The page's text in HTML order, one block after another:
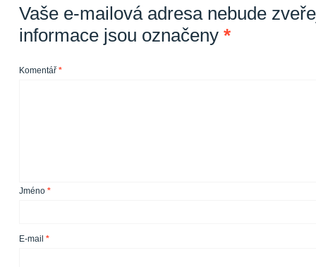
Vaše e-mailová adresa nebude
informace jsou označeny *
Komentář *
Jméno *
E-mail *